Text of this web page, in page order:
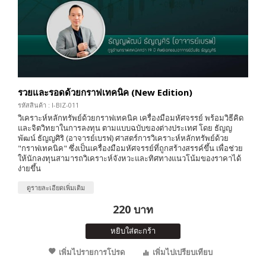
รวยและรอดด้วยกราฟเทคนิค (New Edition)
รหัสสินค้า : I-BIZ-011
วิเคราะห์หลักทรัพย์ด้วยกราฟเทคนิค เครื่องมือมหัศจรรย์ พร้อมวิธีคิด
และจิตวิทยาในการลงทุน ตามแบบฉบับของต่างประเทศ โดย ธัญญ
พัฒน์ ธัญญศิริ (อาจารย์เบรฟ) ศาสตร์การวิเคราะห์หลักทรัพย์ด้วย
"กราฟเทคนิค" ซึ่งเป็นเครื่องมือมหัศจรรย์ที่ถูกสร้างสรรค์ขึ้น เพื่อช่วย
ให้นักลงทุนสามารถวิเคราะห์จังหวะและทิศทางแนวโน้มของราคาได้
ง่ายขึ้น
ดูรายละเอียดเพิ่มเติม
220 บาท
หยิบใส่ตะกร้า
เพิ่มไปรายการโปรด
เพิ่มไปเปรียบเทียบ